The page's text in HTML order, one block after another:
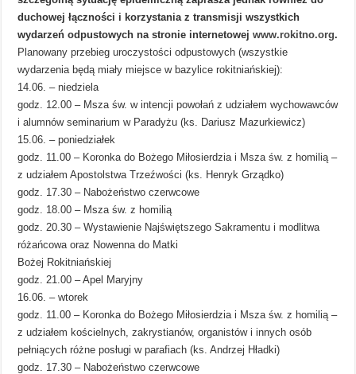
duchowej łączności i korzystania z transmisji wszystkich
wydarzeń odpustowych na stronie internetowejwww.rokitno.org.
Planowany przebieg uroczystości odpustowych (wszystkie
wydarzenia będą miały miejsce w bazylice rokitniańskiej):
14.06. – niedziela
godz. 12.00 – Msza św. w intencji powołań z udziałem wychowawców
i alumnów seminarium w Paradyżu (ks. Dariusz Mazurkiewicz)
15.06. – poniedziałek
godz. 11.00 – Koronka do Bożego Miłosierdzia i Msza św. z homilią –
z udziałem Apostolstwa Trzeźwości (ks. Henryk Grządko)
godz. 17.30 – Nabożeństwo czerwcowe
godz. 18.00 – Msza św. z homilią
godz. 20.30 – Wystawienie Najświętszego Sakramentu i modlitwa
różańcowa oraz Nowenna do Matki
Bożej Rokitniańskiej
godz. 21.00 – Apel Maryjny
16.06. – wtorek
godz. 11.00 – Koronka do Bożego Miłosierdzia i Msza św. z homilią –
z udziałem kościelnych, zakrystianów, organistów i innych osób
pełniących różne posługi w parafiach (ks. Andrzej Hładki)
godz. 17.30 – Nabożeństwo czerwcowe